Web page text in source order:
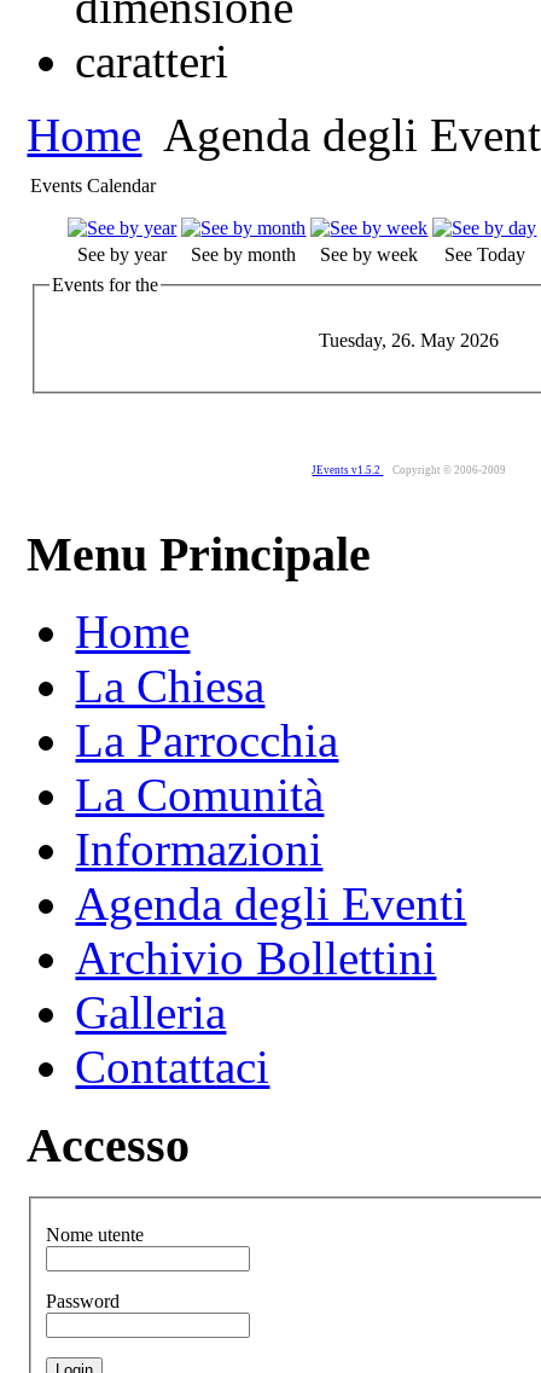
Home Agenda degli
Events Calendar
See by year See by month See by week
See Today
Events for the
Tuesday, 26. May 2026
JEvents v1.5.2 Copyright © 2006-2009
Menu Principale
Home
La Chiesa
La Parrocchia
La Comunità
Informazioni
Agenda degli Eventi
Archivio Bollettini
Galleria
Contattaci
Accesso
Nome utente
Password